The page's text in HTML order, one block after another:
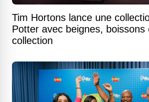
Tim Hortons lance une
Potter avec beignes, boissons
collection